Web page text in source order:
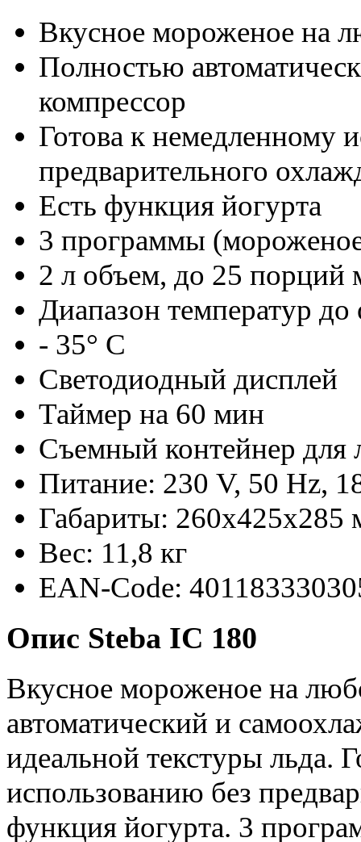
Вкусное мороженое на
Полностью
компрессор
Готова к немедленному
предварительного
Есть функция йогурта
3 программы
2 л объем, до 25 порций
Диапазон температур до
- 35° C
Светодиодный дисплей
Таймер на 60 мин
Съемный контейнер для
Питание: 230 V, 50 Hz,
Габариты: 260x425x285
Вес: 11,8 кг
EAN-Code:
Опис Steba IC 180
Вкусное мороженое на
автоматический и
идеальной текстуры льда.
использованию без
функция йогурта. 3